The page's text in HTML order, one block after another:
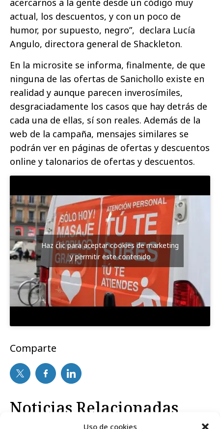
Uso de cookies
acercarnos a la gente desde un código muy
actual, los descuentos, y con un poco de
humor, por supuesto, negro”, declara Lucía
Angulo, directora general de Shackleton.
En la microsite se informa, finalmente, de que
ninguna de las ofertas de Sanichollo existe en
realidad y aunque parecen inverosímiles,
desgraciadamente los casos que hay detrás de
cada una de ellas, sí son reales. Además de la
web de la campaña, mensajes similares se
podrán ver en páginas de ofertas y descuentos
online y talonarios de ofertas y descuentos.
Haz clic para aceptar cookies de marketing
y permitir este contenido
Comparte
Noticias Relacionadas